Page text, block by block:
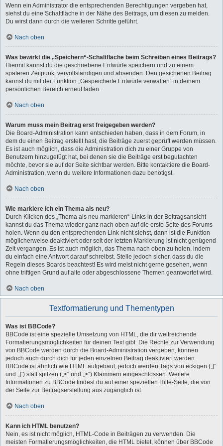
Wenn ein Administrator die entsprechenden Berechtigungen vergeben hat,
siehst du eine Schaltfläche in der Nähe des Beitrags, um diesen zu melden.
Du wirst dann durch die weiteren Schritte geführt.
Nach oben
Was bewirkt die „Speichern“-Schaltfläche beim Schreiben eines Beitrags?
Hiermit kannst du die geschriebene Entwürfe speichern und zu einem
späteren Zeitpunkt vervollständigen und absenden. Den gesicherten Beitrag
kannst du mit der Funktion „Gespeicherte Entwürfe verwalten“ in deinem
persönlichen Bereich erneut laden.
Nach oben
Warum muss mein Beitrag erst freigegeben werden?
Die Board-Administration kann entschieden haben, dass in dem Forum, in
dem du einen Beitrag erstellt hast, die Beiträge zuerst geprüft werden müssen.
Es ist auch möglich, dass die Administration dich zu einer Gruppe von
Benutzern hinzugefügt hat, bei denen sie die Beiträge erst begutachten
möchte, bevor sie auf der Seite sichtbar werden. Bitte kontaktiere die Board-
Administration, wenn du weitere Informationen dazu benötigst.
Nach oben
Wie markiere ich ein Thema als neu?
Durch Klicken des „Thema als neu markieren“-Links in der Beitragsansicht
kannst du das Thema wieder ganz nach oben auf die erste Seite des Forums
holen. Wenn du den entsprechenden Link nicht siehst, dann ist die Funktion
möglicherweise deaktiviert oder seit der letzten Markierung ist nicht genügend
Zeit vergangen. Es ist auch möglich, das Thema nach oben zu holen, indem
du einfach eine Antwort darauf schreibst. Stelle jedoch sicher, dass du die
Regeln dieses Boards beachtest! Es wird meist nicht gerne gesehen, wenn
ohne triftigen Grund auf alte oder abgeschlossene Themen geantwortet wird.
Nach oben
Textformatierung und Thementypen
Was ist BBCode?
BBCode ist eine spezielle Umsetzung von HTML, die dir weitreichende
Formatierungsmöglichkeiten für deinen Text gibt. Die Rechte zur Verwendung
von BBCode werden durch die Board-Administration vergeben, können
jedoch auch durch dich für jeden einzelnen Beitrag deaktiviert werden.
BBCode ist ähnlich wie HTML aufgebaut, jedoch werden Tags von eckigen („[“
und „]“) statt spitzen („<“ und „>“) Klammern eingeschlossen. Weitere
Informationen zu BBCode findest du auf einer speziellen Hilfe-Seite, die von
der Seite zur Beitragserstellung aus zugänglich ist.
Nach oben
Kann ich HTML benutzen?
Nein, es ist nicht möglich, HTML-Code in Beiträgen zu verwenden. Die
meisten Formatierungsmöglichkeiten, die HTML bietet, können über BBCode